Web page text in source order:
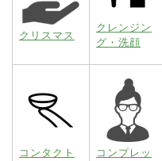
クリスマス
クレンジン
グ・洗顔
コンタクト コンプレッ